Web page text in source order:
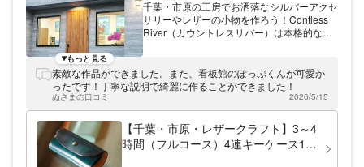
千葉・市原の工房でお洒落なシルバーアクセ
サリーやレザーの小物を作ろう！Contless
River（カウントレスリバー）は本格的な革
りの楽しさを知っていただければ幸いです。
初めての方は、リーズナブルな価格で参加で
きる体験プランがおすすめ！厳選した素材を
使用するので、質の高い作品が出来ますよ。
もっと見る
素敵な作品ができました。また、看板館のぽっぷくんが可愛か
ったです！丁寧な説明で綺麗に作ることができました！
ぬさまの口コミ 2026/5/15
【千葉・市原・レザークラフト】3～4
時間（フルコース）4連キーケース1個